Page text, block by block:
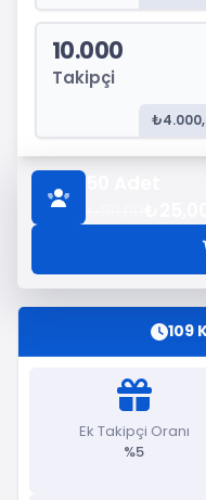
10.000
Takipçi
109
Ek Takipçi Oranı
%5